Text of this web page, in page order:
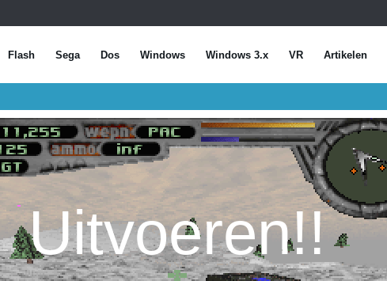
Flash Sega Dos Windows Windows 3.x VR Artikelen
Uitvoeren!!